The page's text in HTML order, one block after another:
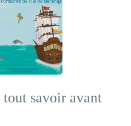
savoir avant